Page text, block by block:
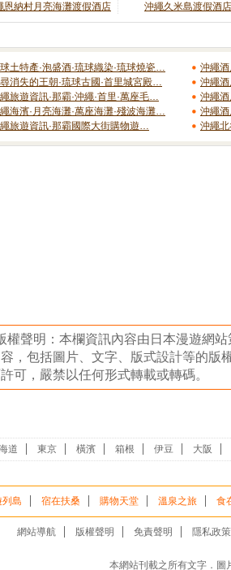
恩納村月亮海灘渡假酒店
沖繩久米島渡假酒店
土特產·泡盛酒·琉球織染·琉球燒瓷…
消失的王朝·琉球古國·首里城宮殿…
旅遊資訊·那霸·沖繩·首里·萬座毛…
海濱·月亮海灘·萬座海灘·殘波海灘…
旅遊資訊·那霸國際大街購物遊…
沖繩
沖繩
沖繩
沖繩
沖繩
權聲明：本欄資訊內容由日本漫遊網
，包括圖片、文字、版式設計等的版
可，嚴禁以任何形式轉載或轉碼。
道 東京 橫濱 箱根 伊豆 大阪
列島 宿在扶桑 購物天堂 溫泉之旅 食
網站導航 版權聲明 免責聲明 隱私政策
本網站刊載之所有文字．